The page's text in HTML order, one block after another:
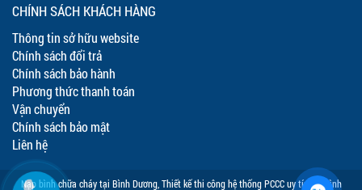
CHÍNH SÁCH KHÁCH HÀNG
Thông tin sở hữu website
Chính sách đổi trả
Chính sách bảo hành
Phương thức thanh toán
Vận chuyển
Chính sách bảo mật
Liên hệ
Nạp bình chữa cháy tại Bình Dương, Thiết kế thi công hệ thống PCCC uy tín tại Bình